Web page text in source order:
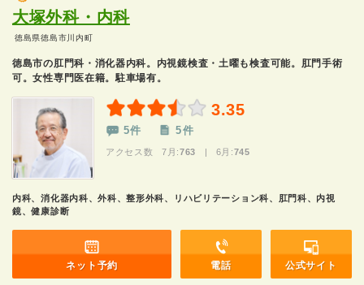
大塚外科・内科
徳島県徳島市川内町
徳島市の肛門科・消化器内科。内視鏡検査・土曜も検査可能。肛門手術
可。女性専門医在籍。駐車場有。
3.35
5件 5件
アクセス数 7月:763 | 6月:745
内科、消化器内科、外科、整形外科、リハビリテーション科、肛門科、内視
鏡、健康診断
ネット予約 電話 公式サイト